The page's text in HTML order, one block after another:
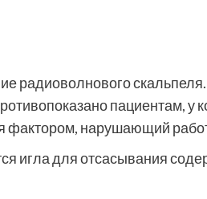
радиоволнового
пациентам, у
фактором, нарушающий
игла для отсасывания